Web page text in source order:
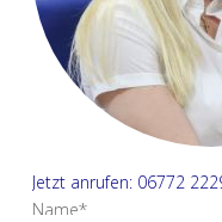
Jetzt anrufen: 06772
Name*